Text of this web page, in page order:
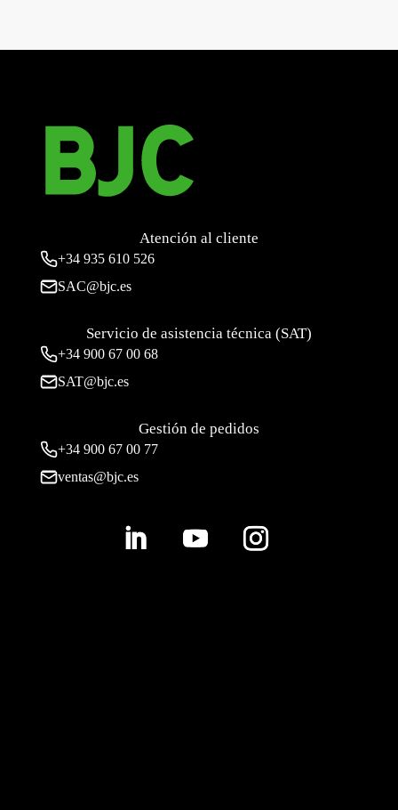
Atención al cliente
+34 935 610 526
SAC@bjc.es
Servicio de asistencia técnica (SAT)
+34 900 67 00 68
SAT@bjc.es
Gestión de pedidos
+34 900 67 00 77
ventas@bjc.es